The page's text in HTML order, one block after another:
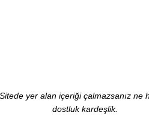
yer alan içeriği çalmazsanız ne
dostluk kardeşlik.